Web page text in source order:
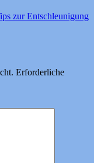
zur Entschleunigung
Erforderliche